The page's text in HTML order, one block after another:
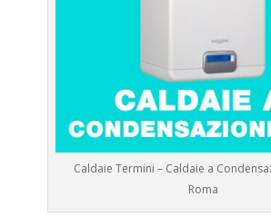
Caldaie Termini – Caldaie a
Roma